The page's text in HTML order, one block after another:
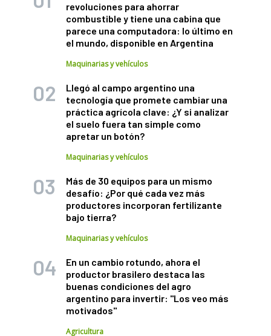
revoluciones para ahorrar
combustible y tiene una cabina que
parece una computadora: lo último en
el mundo, disponible en Argentina
Maquinarias y vehículos
Llegó al campo argentino una
tecnología que promete cambiar una
práctica agrícola clave: ¿Y si analizar
el suelo fuera tan simple como
apretar un botón?
Maquinarias y vehículos
Más de 30 equipos para un mismo
desafío: ¿Por qué cada vez más
productores incorporan fertilizante
bajo tierra?
Maquinarias y vehículos
En un cambio rotundo, ahora el
productor brasilero destaca las
buenas condiciones del agro
argentino para invertir: "Los veo más
motivados"
Agricultura